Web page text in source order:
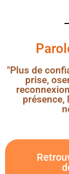
"Plus de
prise,
présence,